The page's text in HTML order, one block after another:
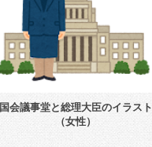
国会議事堂と総理大臣のイラスト
（女性）